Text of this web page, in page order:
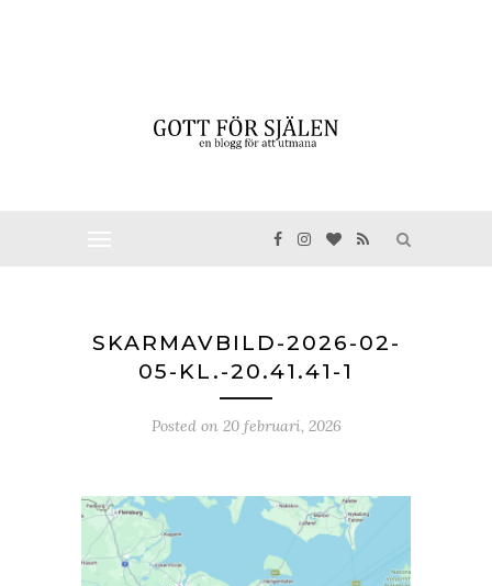
SKARMAVBILD-2026-02-
05-KL.-20.41.41-1
Posted on 20 februari, 2026